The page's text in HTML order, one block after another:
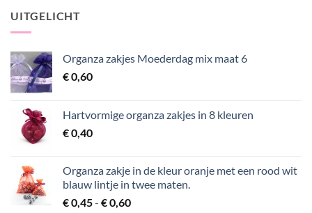
UITGELICHT
Organza zakjes Moederdag mix maat 6
€0,60
Hartvormige organza zakjes in 8 kleuren
€0,40
Organza zakje in de kleur oranje met een rood wit
blauw lintje in twee maten.
€0,45- €0,60Prijsklasse: